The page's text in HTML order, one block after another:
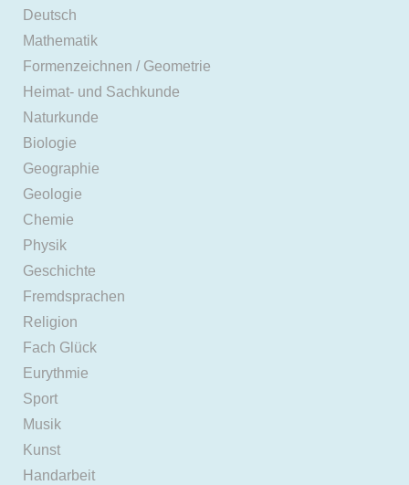
Deutsch
Mathematik
Formenzeichnen / Geometrie
Heimat- und Sachkunde
Naturkunde
Biologie
Geographie
Geologie
Chemie
Physik
Geschichte
Fremdsprachen
Religion
Fach Glück
Eurythmie
Sport
Musik
Kunst
Handarbeit